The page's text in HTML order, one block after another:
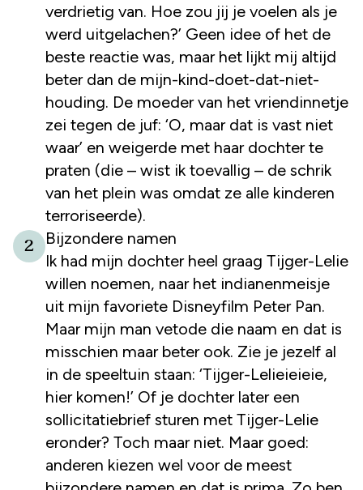
verdrietig van. Hoe zou jij je voelen als je
werd uitgelachen?’ Geen idee of het de
beste reactie was, maar het lijkt mij altijd
beter dan de mijn-kind-doet-dat-niet-
houding. De moeder van het vriendinnetje
zei tegen de juf: ‘O, maar dat is vast niet
waar’ en weigerde met haar dochter te
praten (die – wist ik toevallig – de schrik
van het plein was omdat ze alle kinderen
terroriseerde).
2
Bijzondere namen
Ik had mijn dochter heel graag Tijger-Lelie
willen noemen, naar het indianenmeisje
uit mijn favoriete Disneyfilm Peter Pan.
Maar mijn man vetode die naam en dat is
misschien maar beter ook. Zie je jezelf al
in de speeltuin staan: ‘Tijger-Lelieieieie,
hier komen!’ Of je dochter later een
sollicitatiebrief sturen met Tijger-Lelie
eronder? Toch maar niet. Maar goed:
anderen kiezen wel voor de meest